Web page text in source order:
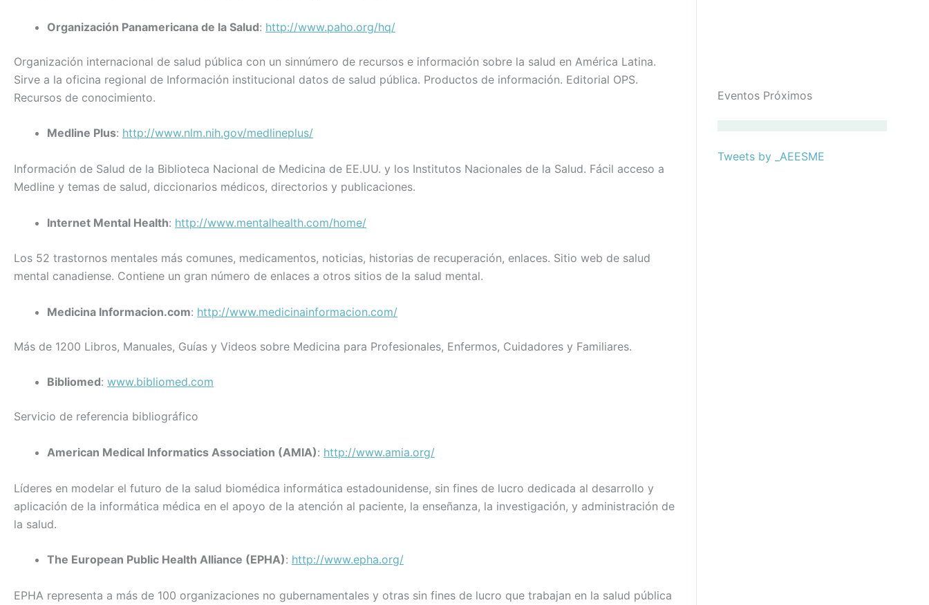
Organización Panamericana de la Salud: http://www.paho.org/hq/
Organización internacional de salud pública con un sinnúmero de recursos e información sobre la salud en América Latina.
Sirve a la oficina regional de Información institucional datos de salud pública. Productos de información. Editorial OPS.
Recursos de conocimiento.
Medline Plus: http://www.nlm.nih.gov/medlineplus/
Información de Salud de la Biblioteca Nacional de Medicina de EE.UU. y los Institutos Nacionales de la Salud. Fácil acceso a
Medline y temas de salud, diccionarios médicos, directorios y publicaciones.
Internet Mental Health: http://www.mentalhealth.com/home/
Los 52 trastornos mentales más comunes, medicamentos, noticias, historias de recuperación, enlaces. Sitio web de salud
mental canadiense. Contiene un gran número de enlaces a otros sitios de la salud mental.
Medicina Informacion.com: http://www.medicinainformacion.com/
Más de 1200 Libros, Manuales, Guías y Videos sobre Medicina para Profesionales, Enfermos, Cuidadores y Familiares.
Bibliomed: www.bibliomed.com
Servicio de referencia bibliográfico
American Medical Informatics Association (AMIA): http://www.amia.org/
Líderes en modelar el futuro de la salud biomédica informática estadounidense, sin fines de lucro dedicada al desarrollo y
aplicación de la informática médica en el apoyo de la atención al paciente, la enseñanza, la investigación, y administración de
la salud.
The European Public Health Alliance (EPHA): http://www.epha.org/
EPHA representa a más de 100 organizaciones no gubernamentales y otras sin fines de lucro que trabajan en la salud pública
Eventos Próximos
Tweets by _AEESME